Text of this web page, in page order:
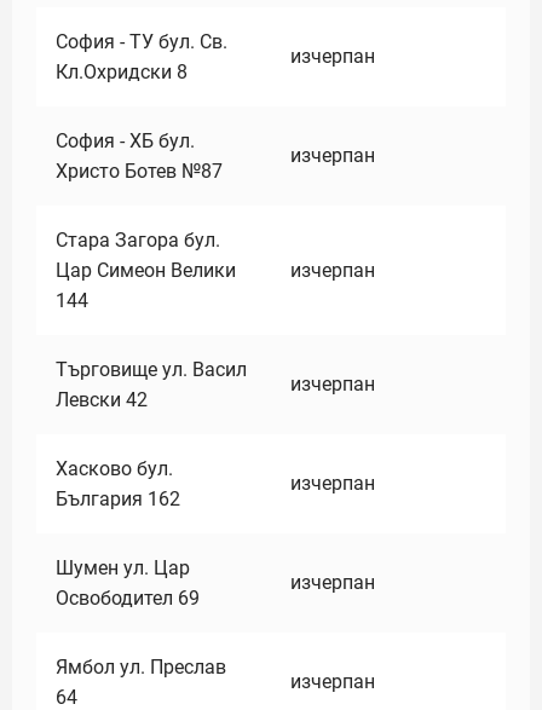
София - ТУ бул. Св.
Кл.Охридски 8
изчерпан
София - ХБ бул.
Христо Ботев №87
изчерпан
Стара Загора бул.
Цар Симеон Велики
144
изчерпан
Търговище ул. Васил
Левски 42
изчерпан
Хасково бул.
България 162
изчерпан
Шумен ул. Цар
Освободител 69
изчерпан
Ямбол ул. Преслав
64
изчерпан